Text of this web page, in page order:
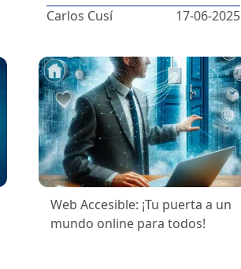
Carlos Cusí 17-06-2025
Web Accesible: ¡Tu puerta a un
mundo online para todos!